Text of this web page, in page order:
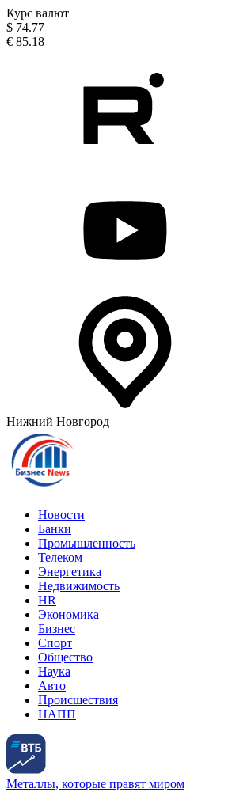
Курс валют
$ 74.77
€ 85.18
Нижний Новгород
Новости
Банки
Промышленность
Телеком
Энергетика
Недвижимость
HR
Экономика
Бизнес
Спорт
Общество
Наука
Авто
Происшествия
НАПП
Металлы, которые правят миром